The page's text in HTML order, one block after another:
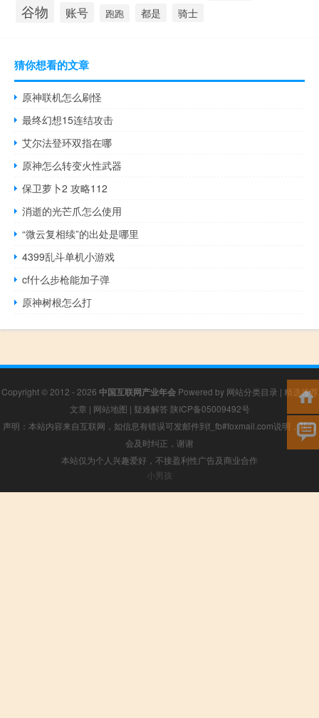
谷物 账号 跑跑 都是 骑士
猜你想看的文章
原神联机怎么刷怪
最终幻想15连结攻击
艾尔法登环双指在哪
原神怎么转变火性武器
保卫萝卜2 攻略112
消逝的光芒爪怎么使用
“微云复相续”的出处是哪里
4399乱斗单机小游戏
cf什么步枪能加子弹
原神树根怎么打
Copyright © 2012 - 2026 中国互联网产业年会Powered by 网站分类目录 | 精选推荐
文章 | 网站地图 | 疑难解答 陕ICP备05009492号
声明：本站内容来自互联网，如信息有错误可发邮件到f_fb#foxmail.com说明，我们
会及时纠正，谢谢
本站仅为个人兴趣爱好，不接盈利性广告及商业合作
小男孩